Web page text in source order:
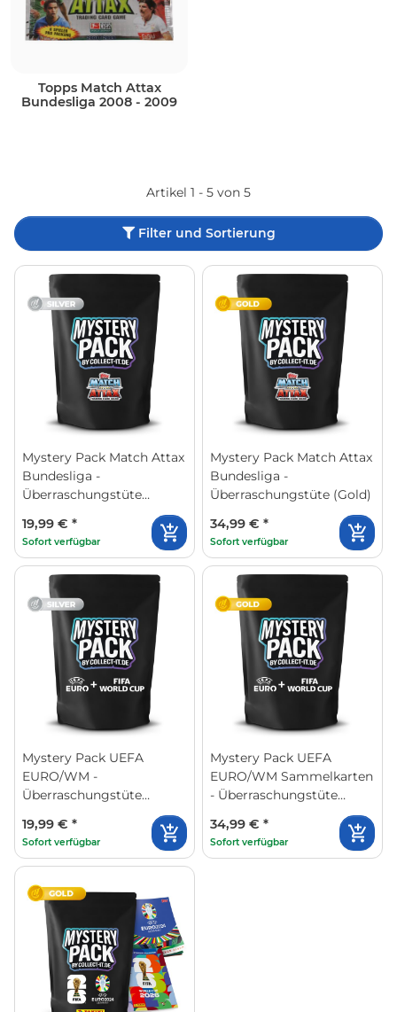
Topps Match Attax
Bundesliga 2008 - 2009
Artikel 1 - 5 von 5
Filter und Sortierung
Mystery Pack Match Attax
Bundesliga -
Überraschungstüte
19,99 € *
Sofort verfügbar
Mystery Pack Match Attax
Bundesliga -
Überraschungstüte (Gold)
34,99 € *
Sofort verfügbar
Mystery Pack UEFA
EURO/WM -
Überraschungstüte
19,99 € *
Sofort verfügbar
Mystery Pack UEFA
EURO/WM Sammelkarten
- Überraschungstüte
34,99 € *
Sofort verfügbar